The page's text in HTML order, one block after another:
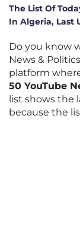
The List Of
In Algeria, Last
Do you know
News &
platform
50 YouTube
list shows the
because the